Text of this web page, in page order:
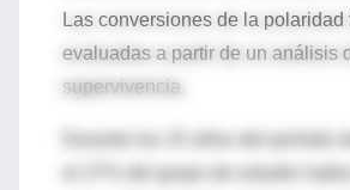
Las conversiones de la polaridad
evaluadas a partir de un análisis
supervivencia.
Durante los 15 años del período
el 27% del grupo de estudio